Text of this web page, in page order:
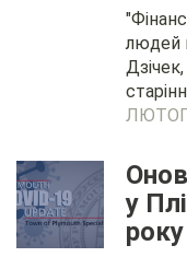
людей
у
року